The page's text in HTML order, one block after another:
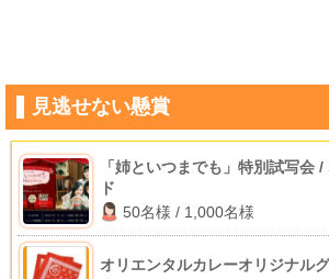
見逃せない懸賞
「姉といつまでも」特別試写会
ド
50名様 / 1,000名様
オリエンタルカレーオリジナル